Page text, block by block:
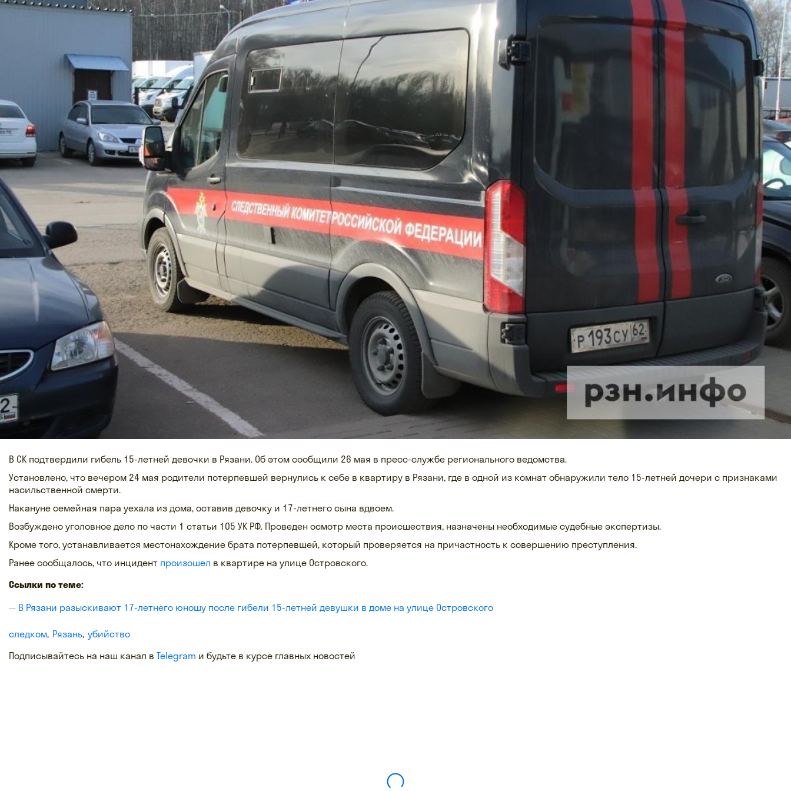
В СК подтвердили гибель 15-летней девочки в Рязани. Об этом сообщили 26 мая в пресс-службе регионального ведомства.
Установлено, что вечером 24 мая родители потерпевшей вернулись к себе в квартиру в Рязани, где в одной из комнат обнаружили тело 15-летней дочери с признаками
насильственной смерти.
Накануне семейная пара уехала из дома, оставив девочку и 17-летнего сына вдвоем.
Возбуждено уголовное дело по части 1 статьи 105 УК РФ. Проведен осмотр места происшествия, назначены необходимые судебные экспертизы.
Кроме того, устанавливается местонахождение брата потерпевшей, который проверяется на причастность к совершению преступления.
Ранее сообщалось, что инцидент произошел в квартире на улице Островского.
Ссылки по теме:
В Рязани разыскивают 17-летнего юношу после гибели 15-летней девушки в доме на улице Островского
следком Рязань убийство
Подписывайтесь на наш канал в Telegram и будьте в курсе главных новостей